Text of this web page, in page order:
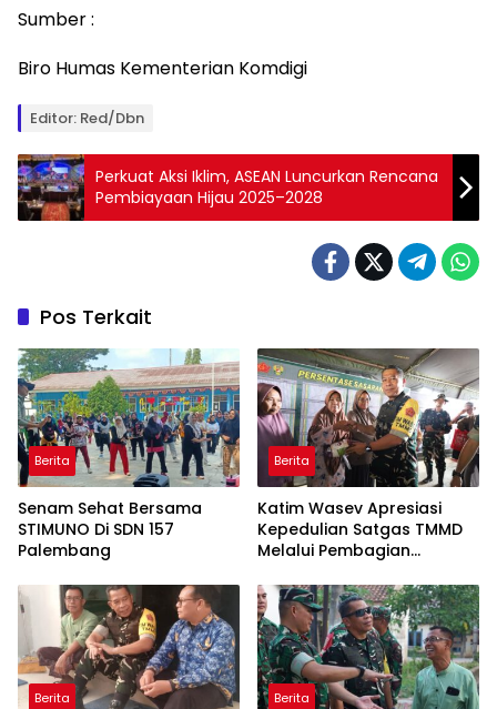
Sumber :
Biro Humas Kementerian Komdigi
Editor: Red/Dbn
Perkuat Aksi Iklim, ASEAN Luncurkan Rencana
Pembiayaan Hijau 2025–2028
Pos Terkait
Berita
Senam Sehat Bersama
STIMUNO Di SDN 157
Palembang
Berita
Katim Wasev Apresiasi
Kepedulian Satgas TMMD
Melalui Pembagian
Berita Berita